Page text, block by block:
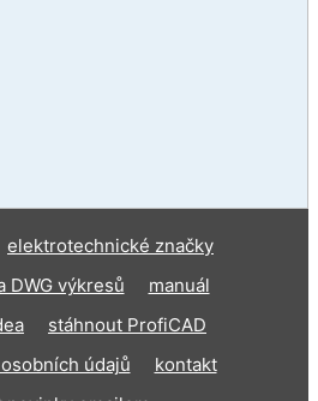
elektrotechnické značky
DWG výkresů
manuál
stáhnout ProfiCAD
údajů
kontakt